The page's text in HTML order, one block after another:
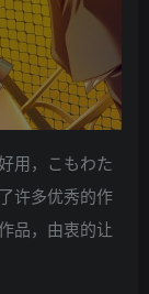
用，こもわた
许多优秀的作
品，由衷的让